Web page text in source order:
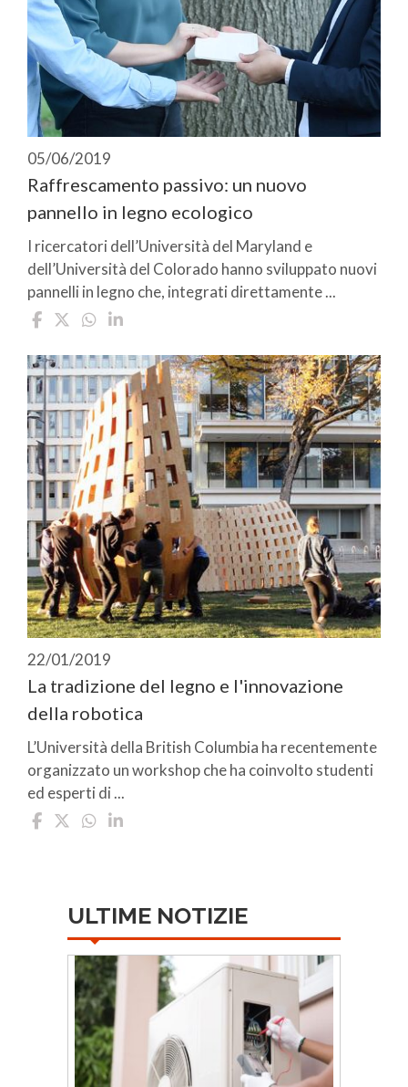
05/06/2019
Raffrescamento passivo: un nuovo
pannello in legno ecologico
I ricercatori dell’Università del Maryland e
dell’Università del Colorado hanno sviluppato nuovi
pannelli in legno che, integrati direttamente ...
22/01/2019
La tradizione del legno e l'innovazione
della robotica
L’Università della British Columbia ha recentemente
organizzato un workshop che ha coinvolto studenti
ed esperti di ...
ULTIME NOTIZIE